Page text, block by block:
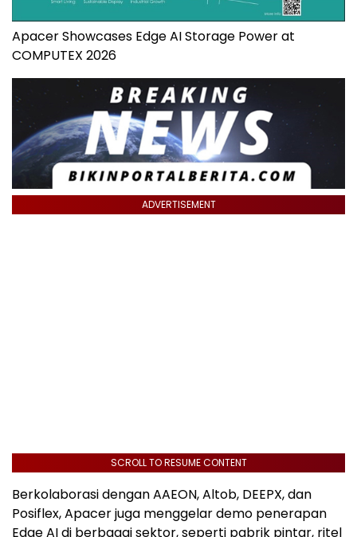
Apacer Showcases Edge AI Storage Power at
COMPUTEX 2026
ADVERTISEMENT
SCROLL TO RESUME CONTENT
Berkolaborasi dengan AAEON, Altob, DEEPX, dan
Posiflex, Apacer juga menggelar demo penerapan
Edge AI di berbagai sektor, seperti pabrik pintar, ritel